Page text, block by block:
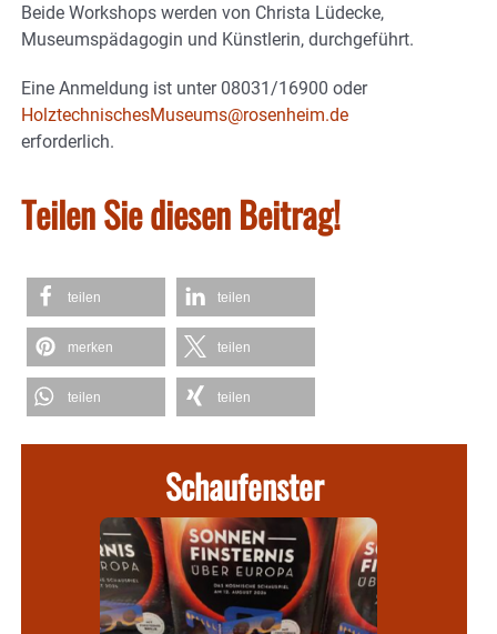
Beide Workshops werden von Christa Lüdecke,
Museumspädagogin und Künstlerin, durchgeführt.
Eine Anmeldung ist unter 08031/16900 oder
HolztechnischesMuseums@rosenheim.de
erforderlich.
Teilen Sie diesen Beitrag!
teilen teilen
merken teilen
teilen teilen
Schaufenster